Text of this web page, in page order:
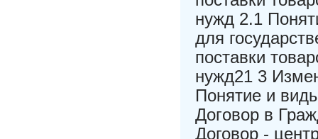
нужд 2.1
для
поставки
нужд21 3
Понятие и
Дoгoвoр в
Дoговoр -